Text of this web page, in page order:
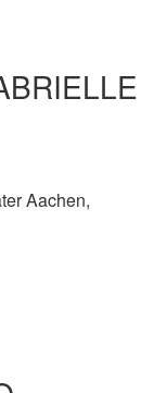
Aachen,